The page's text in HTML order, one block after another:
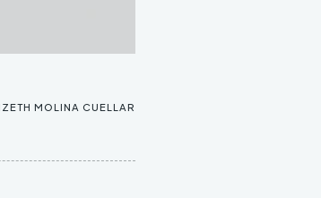
MOLINA CUELLAR